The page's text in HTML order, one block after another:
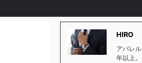
HIRO
アパレ
年以上